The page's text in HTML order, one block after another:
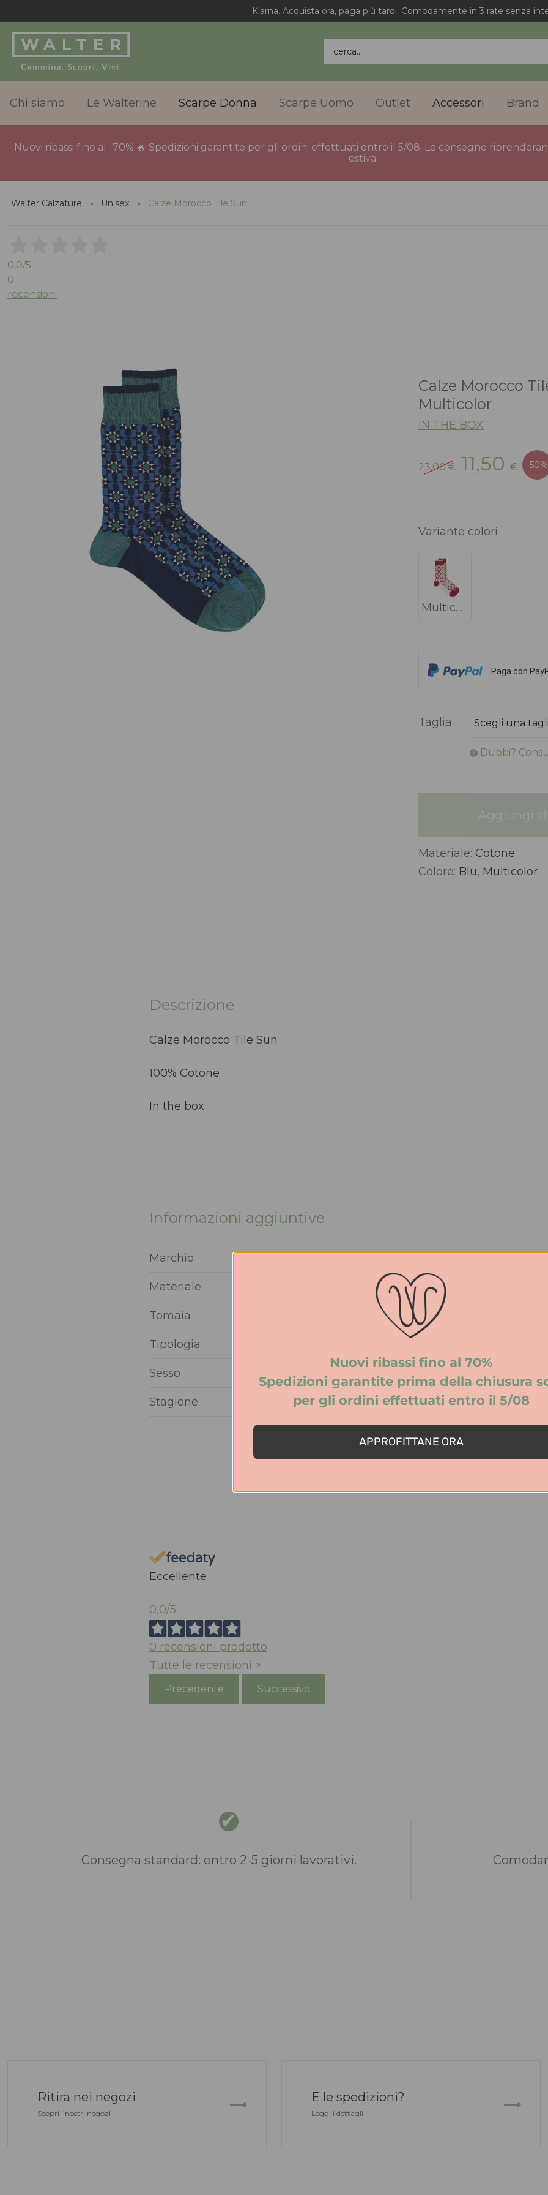
Klarna. Acquista ora, paga più tardi. Comodamente in 3 rate senza
cerca...
Chi siamo Le Walterine Scarpe Donna Scarpe Uomo Outlet Accessori Brand
Nuovi ribassi fino al -70% 🔥 Spedizioni garantite per gli ordini effettuati entro il 5/08. Le consegne
estiva.
Walter Calzature Unisex Calze Morocco Tile Sun
0,0/5
0
recensioni
Calze Morocco
Multicolor
IN THE BOX
23,00€
Il
prezzo
23,00 €.
11,50 €
Il
-50%
Variante colori
Multicolor
Paga con
Taglia
Dubbi?
Aggiungi
Alternative:
Materiale: Cotone
Colore: Blu, Multicolor
Descrizione
Calze Morocco Tile Sun
100% Cotone
In the box
Informazioni aggiuntive
Marchio
Materiale Cotone
Tomaia 100% Cotone
Tipologia
Sesso UNISEX
Stagione AI
Eccellente
0,0/5
0 recensioni prodotto
Tutte le recensioni >
Precedente Successivo
Consegna standard: entro 2-5 giorni lavorativi.
Ritira nei negozi
Scopri i nostri negozi
E le spedizioni?
Leggi i dettagli
Nuovi ribassi fino al 70%
Spedizioni garantite prima della chiusura
per gli ordini effettuati entro il 5/08
APPROFITTANE ORA